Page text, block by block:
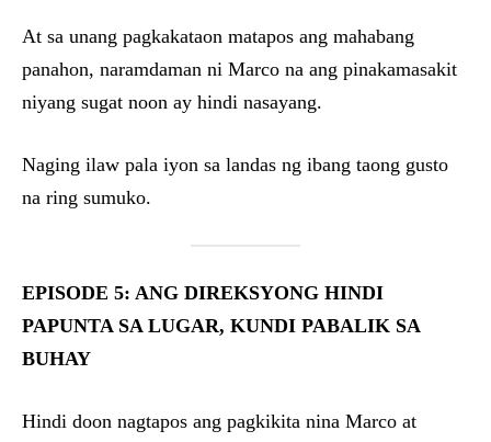
At sa unang pagkakataon matapos ang mahabang
panahon, naramdaman ni Marco na ang pinakamasakit
niyang sugat noon ay hindi nasayang.
Naging ilaw pala iyon sa landas ng ibang taong gusto
na ring sumuko.
EPISODE 5: ANG DIREKSYONG HINDI
PAPUNTA SA LUGAR, KUNDI PABALIK SA
BUHAY
Hindi doon nagtapos ang pagkikita nina Marco at